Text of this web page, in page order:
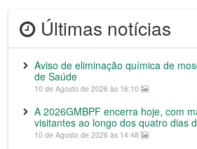
Últimas notícias
Aviso de eliminação química de
de Saúde
10 de Agosto de 2026 às 16:10
A 2026GMBPF encerra hoje, com
visitantes ao longo dos quatro dias
10 de Agosto de 2026 às 14:48